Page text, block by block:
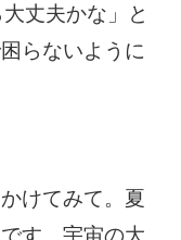
丈夫かな」と
らないように
けてみて。夏
す。宇宙の大